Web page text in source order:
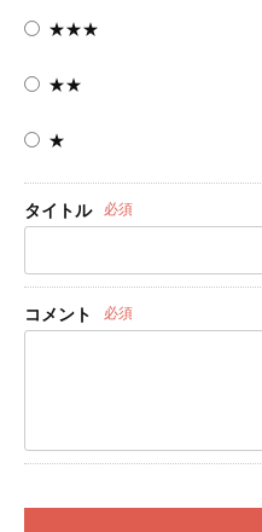
★★★
★★
★
タイトル 必須
コメント 必須